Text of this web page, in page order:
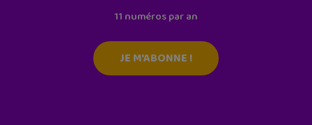
11 numéros par an
JE M'ABONNE !